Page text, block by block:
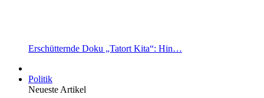
Erschütternde Doku „Tatort Kita“: Hin…
Politik
Neueste Artikel